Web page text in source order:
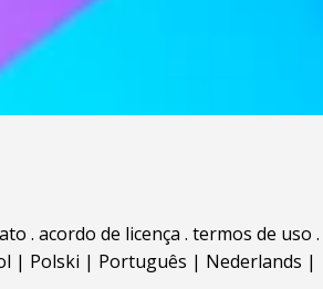
. acordo de licença . termos de uso .
| Polski | Português | Nederlands |